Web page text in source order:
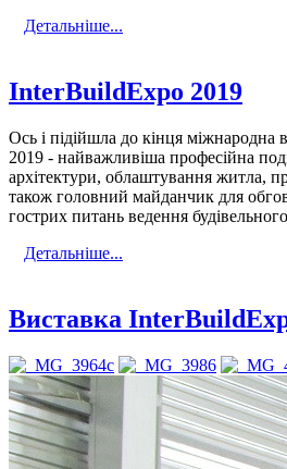
Детальніше...
InterBuildExpo 2019
Ось і підійшла до кінця міжнародна
2019 - найважливіша професійна
архітектури, облаштування житла,
також головний майданчик для
гострих питань ведення
Детальніше...
Виставка